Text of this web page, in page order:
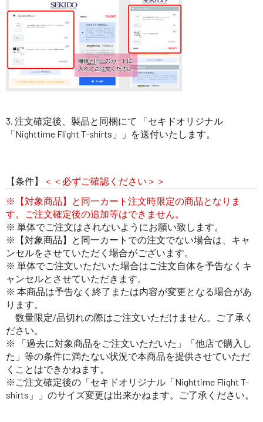
3. 注文確定後、製品と同梱にて 「セキドオリジナル
「Nighttime Flight T-shirts」」を送付いたします。
【条件】
＜＜必ずご確認ください＞＞
※【対象商品】と同一カート注文時限定の商品となりま
す。ご注文確定後の追加等はできません。
※ 単体でご注文はされないようにお願い致します。
※【対象商品】と同一カートでの注文でない場合は、キャ
ンセルをさせていただく場合がございます。
※ 単体でご注文いただいた場合はご注文自体を予告なくキ
ャンセルとさせていただきます。
※ 本商品は予告なく終了または内容が変更となる場合があ
ります。
数量限定/品切れの際はご注文いただけません。ご了承く
ださい。
※ 「過去に対象商品をご注文いただいた」「他店で購入し
た」等の条件に満たない状況で本商品を提供させていただ
くことはできかねます。
※ご注文確定後の「セキドオリジナル「Nighttime Flight T-
shirts」」のサイズ変更は出来かねます。ご了承ください。